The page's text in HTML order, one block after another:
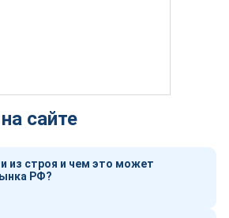
сайте
из строя и чем это может
РФ?